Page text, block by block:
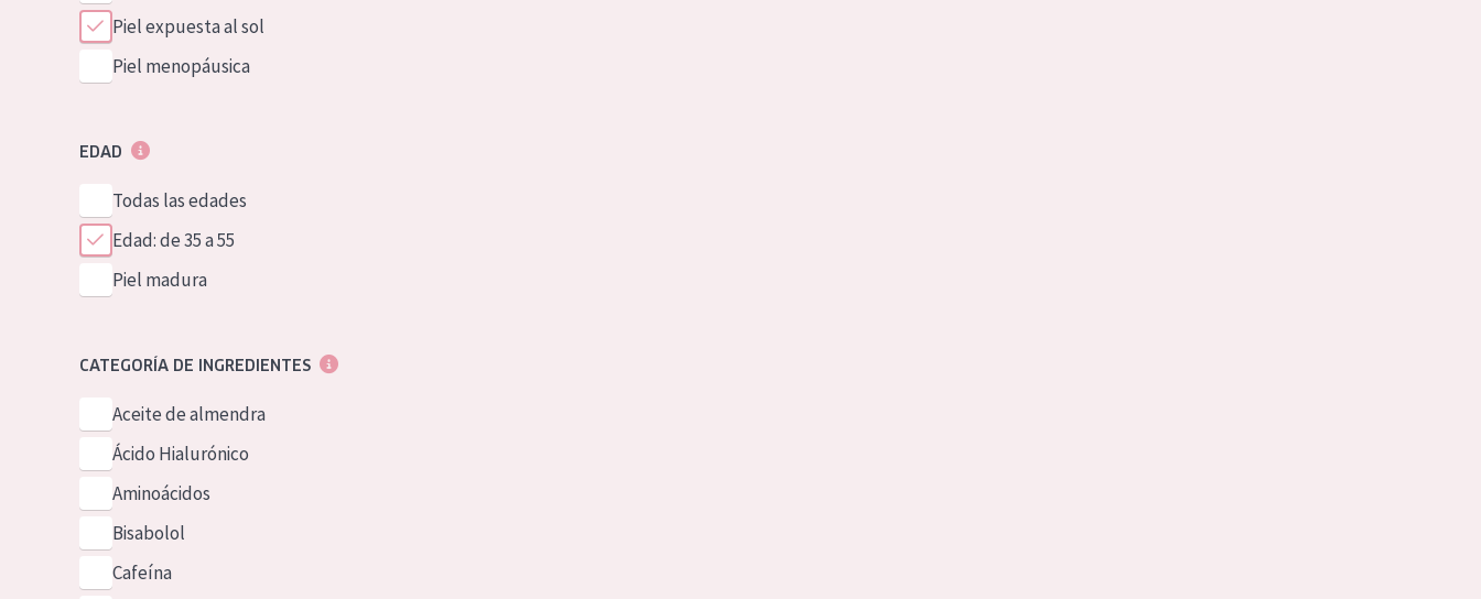
Piel expuesta al sol
Piel menopáusica
EDAD
Todas las edades
Edad: de 35 a 55
Piel madura
CATEGORÍA DE INGREDIENTES
Aceite de almendra
Ácido Hialurónico
Aminoácidos
Bisabolol
Cafeína